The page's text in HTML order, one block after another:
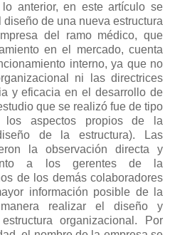
anterior, en este artículo se
de una nueva estructura
del ramo médico, que
en el mercado, cuenta
interno, ya que no
ni las directrices
y eficacia en el desarrollo de
que se realizó fue de tipo
los aspectos propios de la
de la estructura). Las
la observación directa y
a los gerentes de la
de los demás colaboradores
información posible de la
realizar el diseño y
organizacional. Por